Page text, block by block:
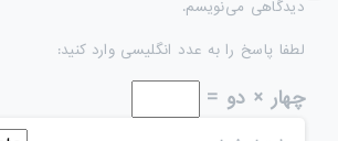
دیدگاهی می‌نویسم.
لطفا پاسخ را به عدد انگلیسی وارد کنید:
چهار × دو =